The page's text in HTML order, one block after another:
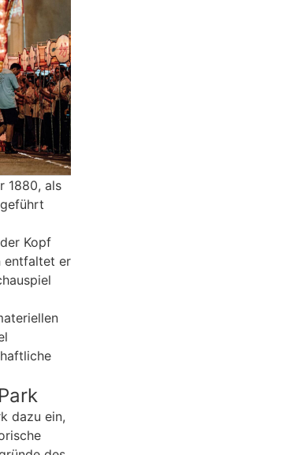
1880, als
Kopf
entfaltet er
dazu ein,